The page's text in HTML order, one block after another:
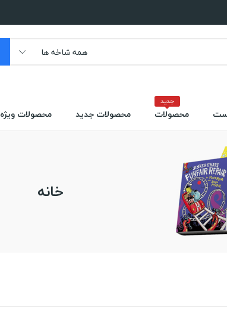
همه شاخه ها
محصولات
جدید
محصولات جدید محصولات ویژه
خانه